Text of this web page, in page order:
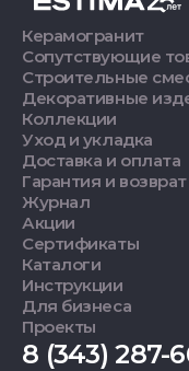
Керамогранит
Сопутствующие
Строительные
Декоративные
Коллекции
Уход и укладка
Доставка и оплата
Гарантия и возврат
Журнал
Акции
Сертификаты
Каталоги
Инструкции
Для бизнеса
Проекты
8 (343) 287-